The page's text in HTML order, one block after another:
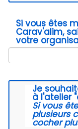
Si vous êtes
Carav'alim,
votre
Je
à l'atelier
Si vous
plusieurs
cocher